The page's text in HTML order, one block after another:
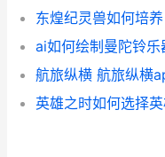
东煌纪灵兽如何培
ai如何绘制曼陀铃
航旅纵横 航旅纵横
英雄之时如何选择